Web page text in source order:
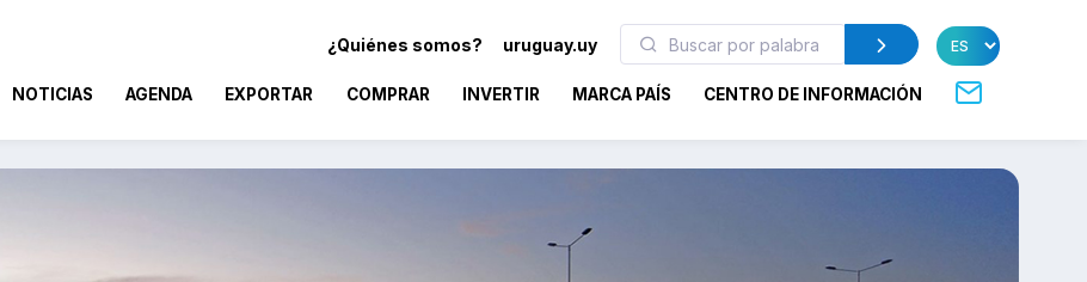
¿Quiénes somos? uruguay.uy
NOTICIAS AGENDA EXPORTAR COMPRAR INVERTIR MARCA PAÍS CENTRO DE INFORMACIÓN